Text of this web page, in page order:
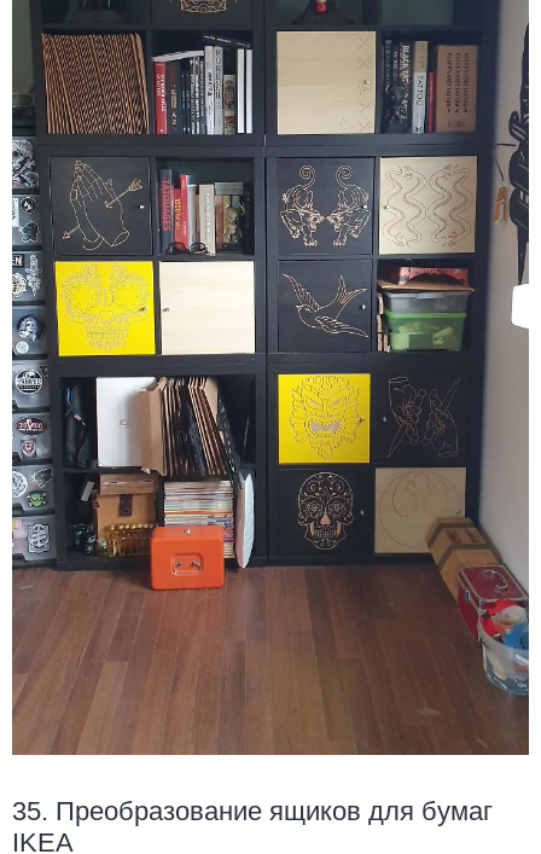
35. Преобразование ящиков для бумаг
IKEA